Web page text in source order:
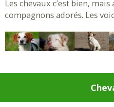
Les chevaux c’est bien,
compagnons adorés. Les